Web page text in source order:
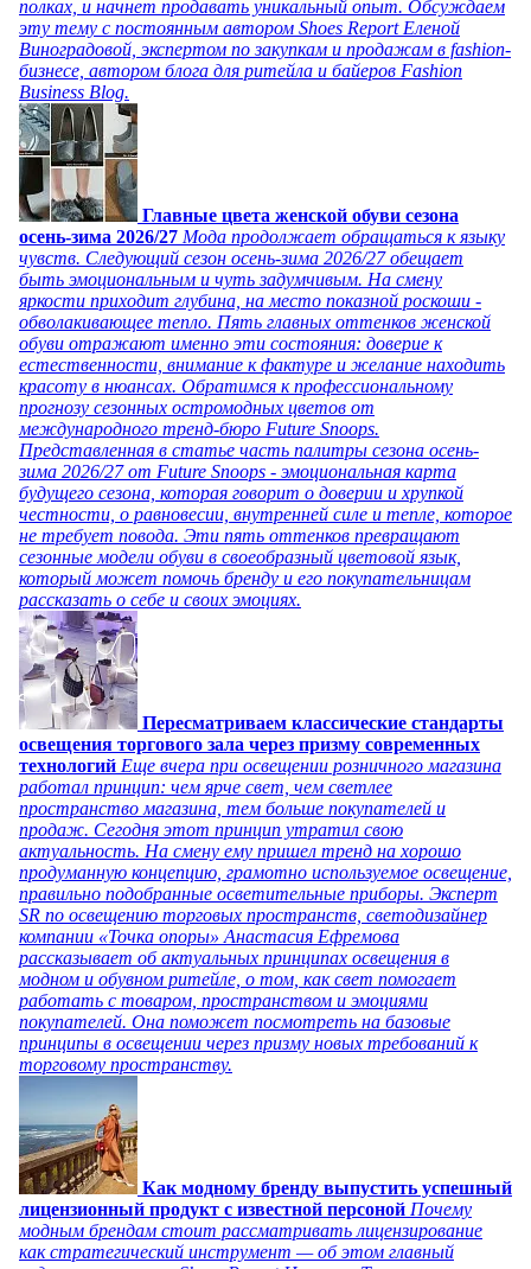
полках, и начнет продавать уникальный опыт. Обсуждаем
эту тему с постоянным автором Shoes Report Еленой
Виноградовой, экспертом по закупкам и продажам в fashion-
бизнесе, автором блога для ритейла и байеров Fashion
Business Blog.
Главные цвета женской обуви сезона
осень-зима 2026/27 Мода продолжает обращаться к языку
чувств. Следующий сезон осень-зима 2026/27 обещает
быть эмоциональным и чуть задумчивым. На смену
яркости приходит глубина, на место показной роскоши -
обволакивающее тепло. Пять главных оттенков женской
обуви отражают именно эти состояния: доверие к
естественности, внимание к фактуре и желание находить
красоту в нюансах. Обратимся к профессиональному
прогнозу сезонных остромодных цветов от
международного тренд-бюро Future Snoops.
Представленная в статье часть палитры сезона осень-
зима 2026/27 от Future Snoops - эмоциональная карта
будущего сезона, которая говорит о доверии и хрупкой
честности, о равновесии, внутренней силе и тепле, которое
не требует повода. Эти пять оттенков превращают
сезонные модели обуви в своеобразный цветовой язык,
который может помочь бренду и его покупательницам
рассказать о себе и своих эмоциях.
Пересматриваем классические стандарты
освещения торгового зала через призму современных
технологий Еще вчера при освещении розничного магазина
работал принцип: чем ярче свет, чем светлее
пространство магазина, тем больше покупателей и
продаж. Сегодня этот принцип утратил свою
актуальность. На смену ему пришел тренд на хорошо
продуманную концепцию, грамотно используемое освещение,
правильно подобранные осветительные приборы. Эксперт
SR по освещению торговых пространств, светодизайнер
компании «Точка опоры» Анастасия Ефремова
рассказывает об актуальных принципах освещения в
модном и обувном ритейле, о том, как свет помогает
работать с товаром, пространством и эмоциями
покупателей. Она поможет посмотреть на базовые
принципы в освещении через призму новых требований к
торговому пространству.
Как модному бренду выпустить успешный
лицензионный продукт с известной персоной Почему
модным брендам стоит рассматривать лицензирование
как стратегический инструмент — об этом главный